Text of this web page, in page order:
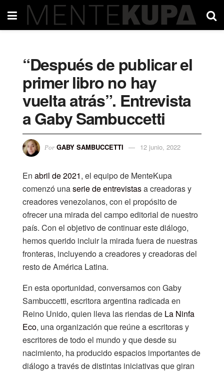
“Después de publicar el
primer libro no hay
vuelta atrás”. Entrevista
a Gaby Sambuccetti
Por GABY SAMBUCCETTI 12 junio, 2022
En abril de 2021, el equipo de MenteKupa
comenzó unaserie de entrevistasa creadoras y
creadores venezolanos, con el propósito de
ofrecer una mirada del campo editorial de nuestro
país. Con el objetivo de continuar este diálogo,
hemos querido incluir la mirada fuera de nuestras
fronteras, incluyendo a creadores y creadoras del
resto de América Latina.
En esta oportunidad, conversamos con Gaby
Sambuccetti, escritora argentina radicada en
Reino Unido, quien lleva las riendas de La Ninfa
Eco, una organización que reúne a escritoras y
escritores de todo el mundo y que desde su
nacimiento, ha producido espacios importantes de
diálogo a través de distintas iniciativas que giran